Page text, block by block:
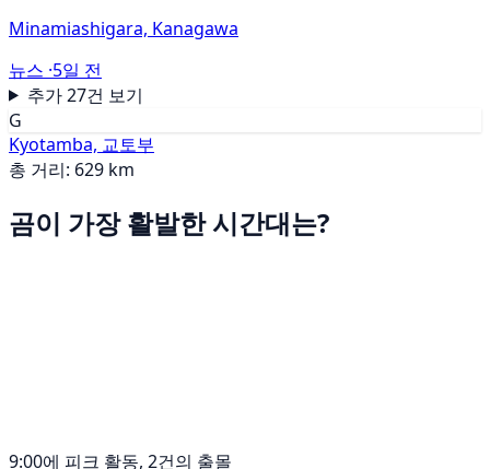
Minamiashigara, Kanagawa
뉴스 ·5일 전
추가 27건 보기
G
Kyotamba, 교토부
총 거리: 629 km
곰이 가장 활발한 시간대는?
9:00에 피크 활동, 2건의 출몰